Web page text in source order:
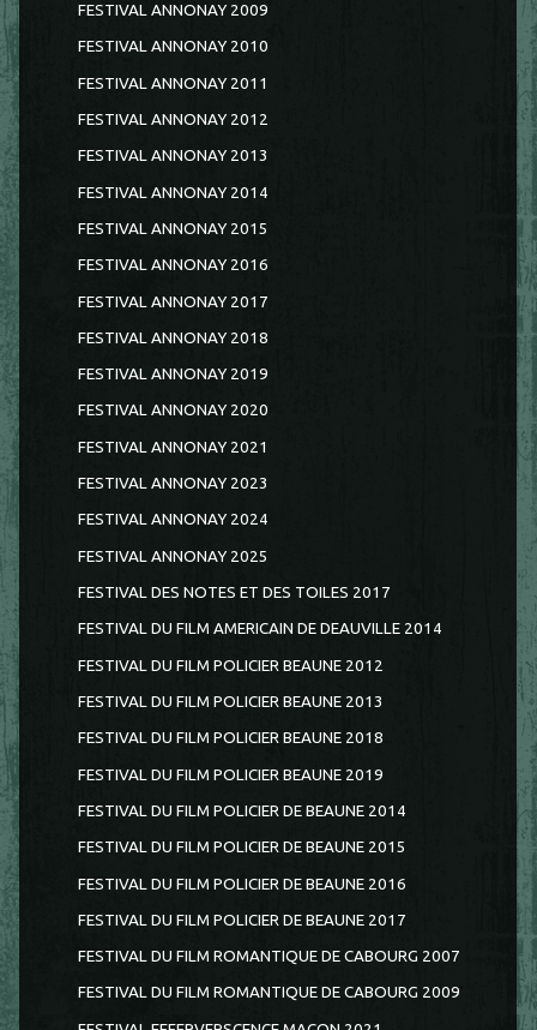
FESTIVAL ANNONAY 2009
FESTIVAL ANNONAY 2010
FESTIVAL ANNONAY 2011
FESTIVAL ANNONAY 2012
FESTIVAL ANNONAY 2013
FESTIVAL ANNONAY 2014
FESTIVAL ANNONAY 2015
FESTIVAL ANNONAY 2016
FESTIVAL ANNONAY 2017
FESTIVAL ANNONAY 2018
FESTIVAL ANNONAY 2019
FESTIVAL ANNONAY 2020
FESTIVAL ANNONAY 2021
FESTIVAL ANNONAY 2023
FESTIVAL ANNONAY 2024
FESTIVAL ANNONAY 2025
FESTIVAL DES NOTES ET DES TOILES 2017
FESTIVAL DU FILM AMERICAIN DE DEAUVILLE 2014
FESTIVAL DU FILM POLICIER BEAUNE 2012
FESTIVAL DU FILM POLICIER BEAUNE 2013
FESTIVAL DU FILM POLICIER BEAUNE 2018
FESTIVAL DU FILM POLICIER BEAUNE 2019
FESTIVAL DU FILM POLICIER DE BEAUNE 2014
FESTIVAL DU FILM POLICIER DE BEAUNE 2015
FESTIVAL DU FILM POLICIER DE BEAUNE 2016
FESTIVAL DU FILM POLICIER DE BEAUNE 2017
FESTIVAL DU FILM ROMANTIQUE DE CABOURG 2007
FESTIVAL DU FILM ROMANTIQUE DE CABOURG 2009